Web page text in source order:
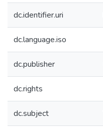
dc.identifier.uri
dc.language.iso
dc.publisher
dc.rights
dc.subject